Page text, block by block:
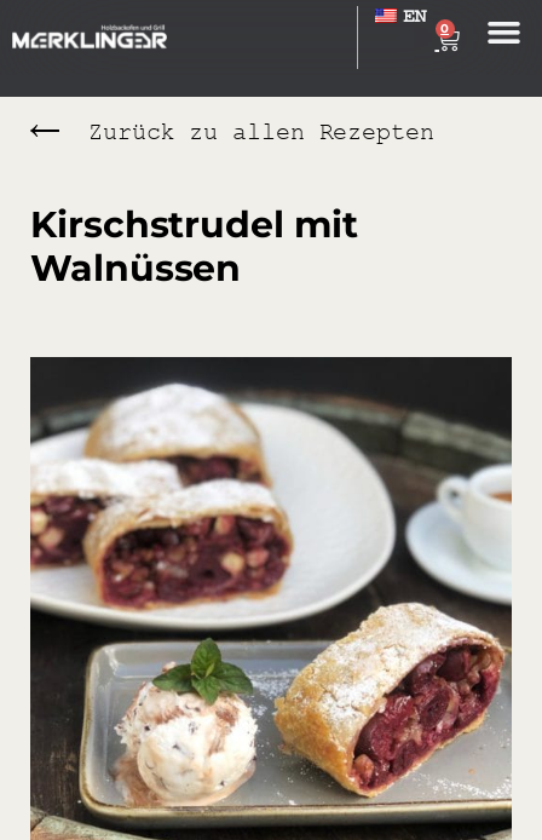
0
EN
Zurück zu allen Rezepten
Kirschstrudel mit
Walnüssen